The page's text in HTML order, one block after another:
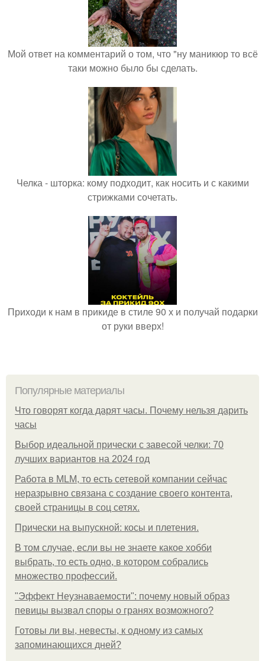
Мой ответ на комментарий о том, что "ну маникюр то всё
таки можно было бы сделать.
Челка - шторка: кому подходит, как носить и с какими
стрижками сочетать.
Приходи к нам в прикиде в стиле 90 х и получай подарки
от руки вверх!
Популярные материалы
Что говорят когда дарят часы. Почему нельзя дарить
часы
Выбор идеальной прически с завесой челки: 70
лучших вариантов на 2024 год
Работа в MLM, то есть сетевой компании сейчас
неразрывно связана с создание своего контента,
своей страницы в соц сетях.
Прически на выпускной: косы и плетения.
В том случае, если вы не знаете какое хобби
выбрать, то есть одно, в котором собрались
множество профессий.
"Эффект Неузнаваемости": почему новый образ
певицы вызвал споры о гранях возможного?
Готовы ли вы, невесты, к одному из самых
запоминающихся дней?